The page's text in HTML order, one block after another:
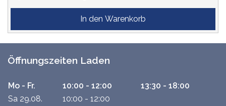
Öffnungszeiten Laden
Mo - Fr. 10:00 - 12:00
13:30 - 18:00
Sa 29.08.
10:00 - 12:00